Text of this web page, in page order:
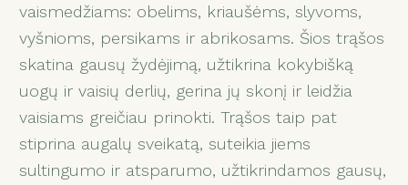
vaismedžiams: obelims, kriaušėms, slyvoms,
vyšnioms, persikams ir abrikosams. Šios trąšos
skatina gausų žydėjimą, užtikrina kokybišką
uogų ir vaisių derlių, gerina jų skonį ir leidžia
vaisiams greičiau prinokti. Trąšos taip pat
stiprina augalų sveikatą, suteikia jiems
sultingumo ir atsparumo, užtikrindamos gausų,